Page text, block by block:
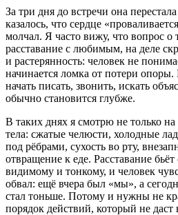
За три дня до встречи она
казалось, что сердце
молчал. Я часто вижу, что вопрос о
расставание с любимым, на деле
и растерянность: человек не
начинается ломка от потери
начать писать, звонить, искать
обычно становится глубже.
В таких днях я смотрю не только
тела: сжатые челюсти, холодные
под рёбрами, сухость во рту,
отвращение к еде. Расставание
видимому и тонкому, и человек
обвал: ещё вчера был «мы», а
стал тоньше. Потому и нужны не
порядок действий, который не даст